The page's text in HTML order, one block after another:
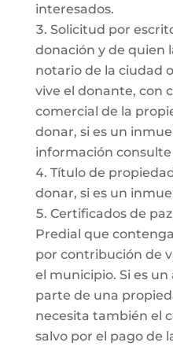
interesados.
Solicitud por
donación y de quien
notario de la ciudad
vive el donante, con
comercial de la
donar, si es un
información
Título de
donar, si es un
Certificados de
Predial que
por contribución de
el municipio. Si es
parte de una
necesita también el
salvo por el pago de